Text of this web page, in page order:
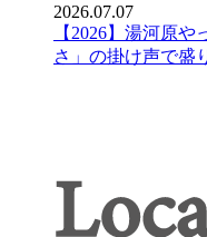
2026.07.07
【2026】湯河原
さ」の掛け声で盛